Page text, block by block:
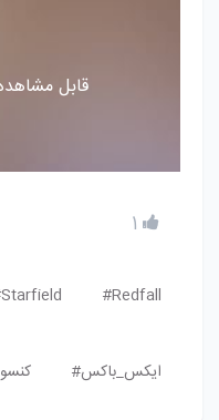
قابل
1
Redfall#
Starfield#
ایکس_باکس#